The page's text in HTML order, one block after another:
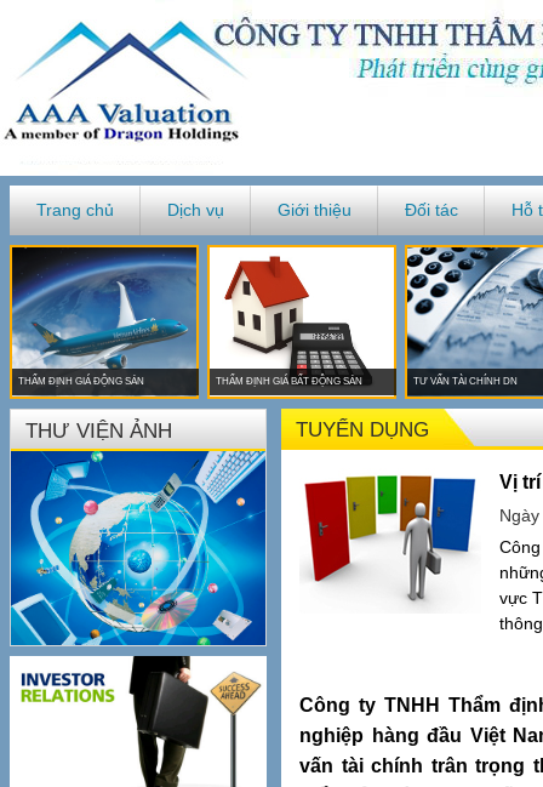
Trang chủ Dịch vụ Giới thiệu Đối tác Hỗ
THẨM ĐỊNH GIÁ ĐỘNG SẢN THẨM ĐỊNH GIÁ BẤT ĐỘNG SẢN TƯ VẤN TÀI CHÍNH DN
THƯ VIỆN ẢNH TUYỂN DỤNG
Vị
vực
Công ty TNHH Thẩm
nghiệp hàng đầu Việt
vấn tài chính trân trọng